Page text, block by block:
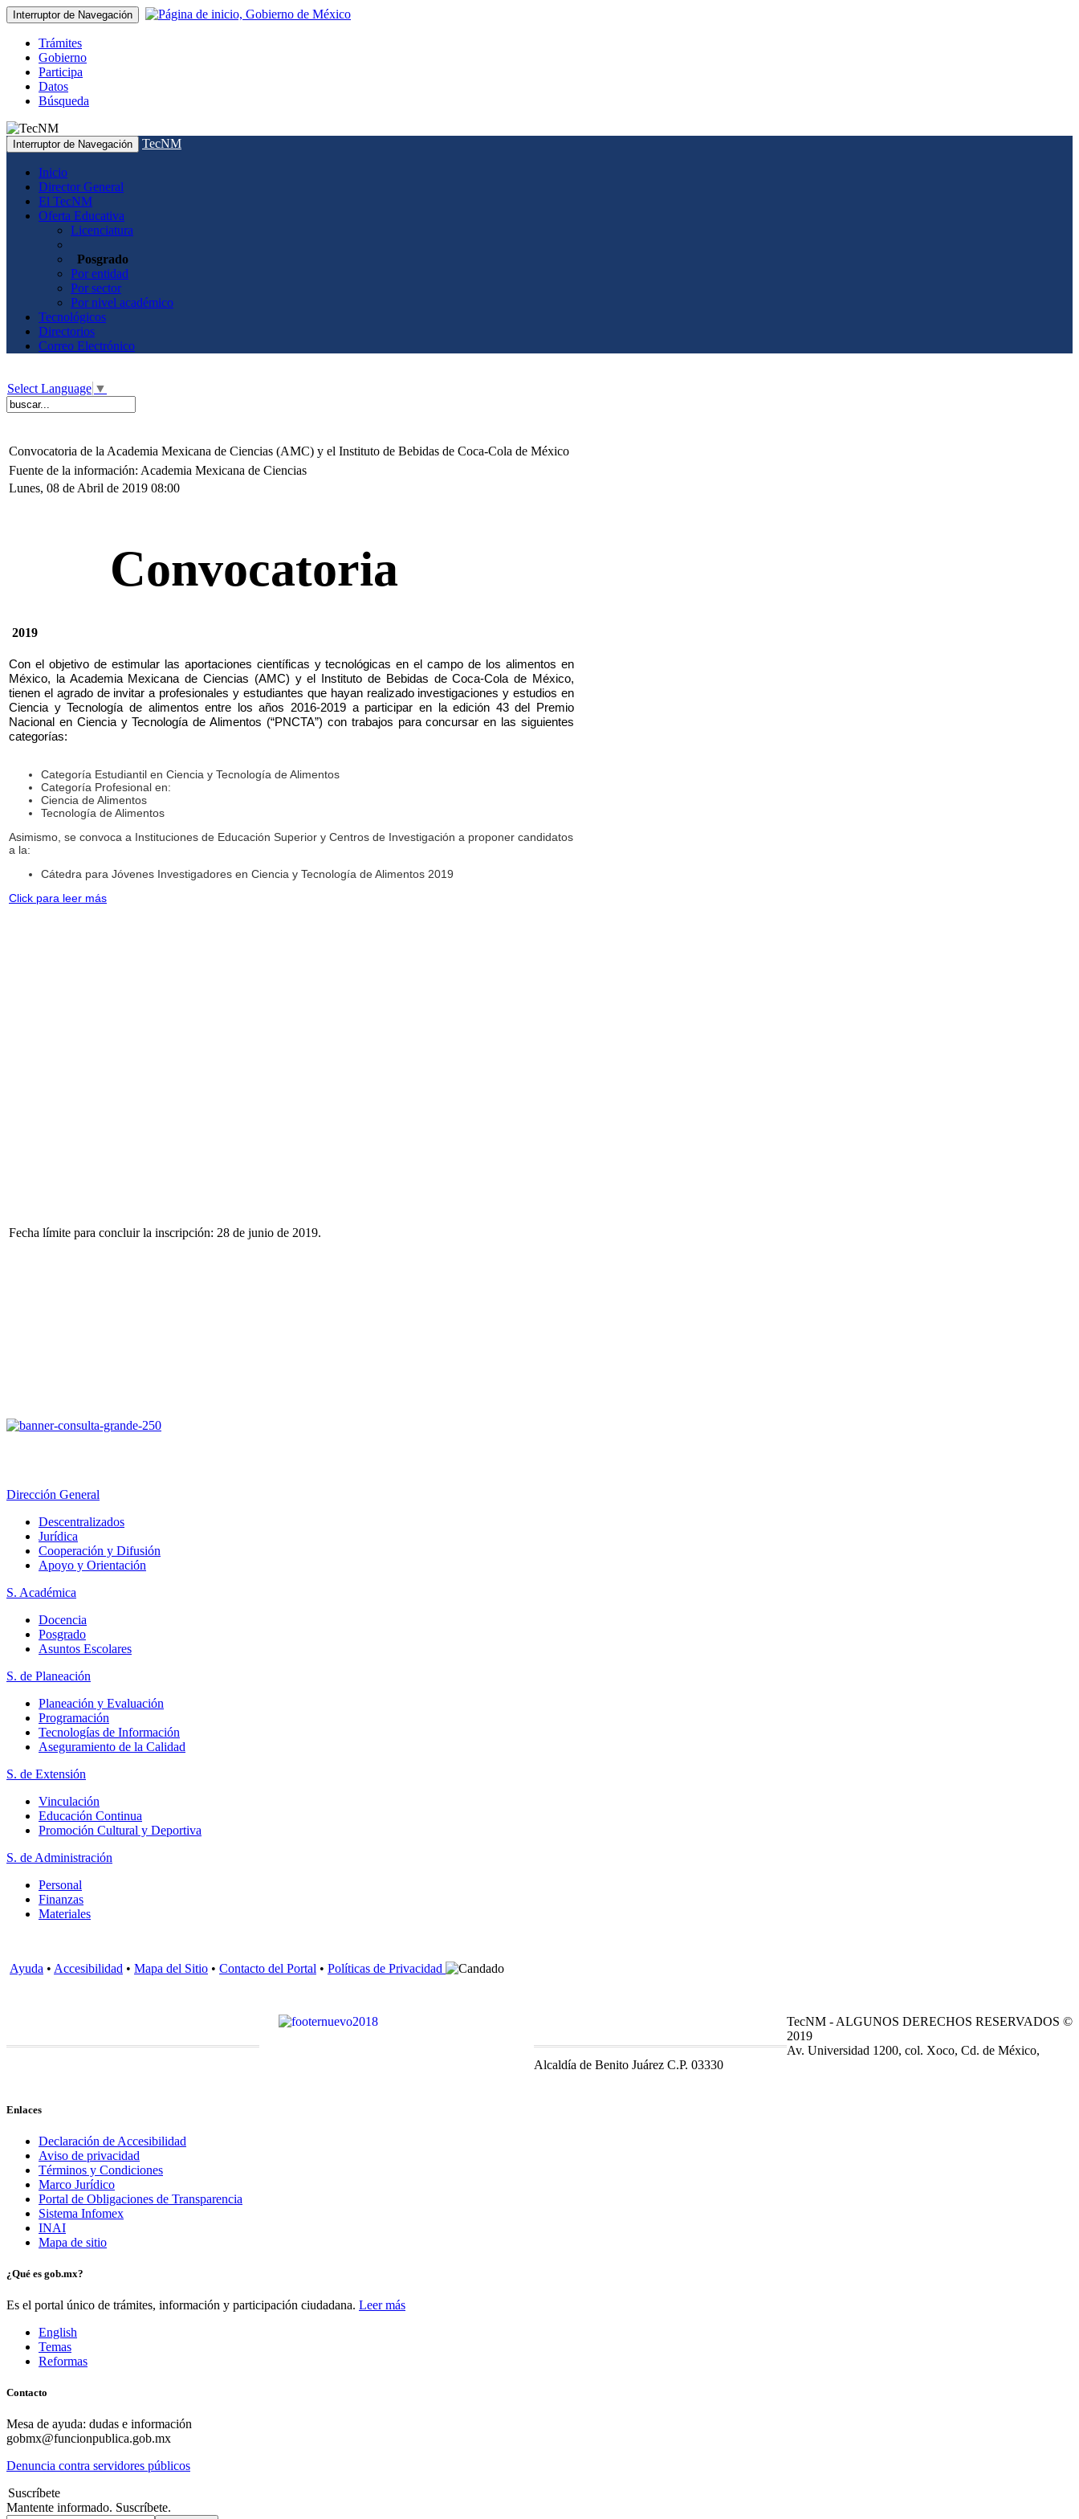
Interruptor de Navegación
Trámites
Gobierno
Participa
Datos
Búsqueda
Interruptor de Navegación TecNM
Inicio
Director General
El TecNM
Oferta Educativa
Licenciatura
Posgrado
Por entidad
Por sector
Por nivel académico
Tecnológicos
Directorios
Correo Electrónico
Select Language ▼
Convocatoria de la Academia Mexicana de Ciencias (AMC) y el Instituto de Bebidas de Coca-Cola de México
Fuente de la información: Academia Mexicana de Ciencias
Lunes, 08 de Abril de 2019 08:00
Convocatoria
2019
Con el objetivo de estimular las aportaciones científicas y tecnológicas en el campo de los alimentos en
México, la Academia Mexicana de Ciencias (AMC) y el Instituto de Bebidas de Coca-Cola de México,
tienen el agrado de invitar a profesionales y estudiantes que hayan realizado investigaciones y estudios en
Ciencia y Tecnología de alimentos entre los años 2016-2019 a participar en la edición 43 del Premio
Nacional en Ciencia y Tecnología de Alimentos (“PNCTA”) con trabajos para concursar en las siguientes
categorías:
Categoría Estudiantil en Ciencia y Tecnología de Alimentos
Categoría Profesional en:
Ciencia de Alimentos
Tecnología de Alimentos
Asimismo, se convoca a Instituciones de Educación Superior y Centros de Investigación a proponer candidatos
a la:
Cátedra para Jóvenes Investigadores en Ciencia y Tecnología de Alimentos 2019
Click para leer más
Fecha límite para concluir la inscripción: 28 de junio de 2019.
Dirección General
Descentralizados
Jurídica
Cooperación y Difusión
Apoyo y Orientación
S. Académica
Docencia
Posgrado
Asuntos Escolares
S. de Planeación
Planeación y Evaluación
Programación
Tecnologías de Información
Aseguramiento de la Calidad
S. de Extensión
Vinculación
Educación Continua
Promoción Cultural y Deportiva
S. de Administración
Personal
Finanzas
Materiales
Ayuda • Accesibilidad • Mapa del Sitio • Contacto del Portal • Políticas de Privacidad
TecNM - ALGUNOS DERECHOS RESERVADOS ©
2019
Av. Universidad 1200, col. Xoco, Cd. de México,
Alcaldía de Benito Juárez C.P. 03330
Enlaces
Declaración de Accesibilidad
Aviso de privacidad
Términos y Condiciones
Marco Jurídico
Portal de Obligaciones de Transparencia
Sistema Infomex
INAI
Mapa de sitio
¿Qué es gob.mx?
Es el portal único de trámites, información y participación ciudadana. Leer más
English
Temas
Reformas
Contacto
Mesa de ayuda: dudas e información
gobmx@funcionpublica.gob.mx
Denuncia contra servidores públicos
Suscríbete
Mantente informado. Suscríbete.